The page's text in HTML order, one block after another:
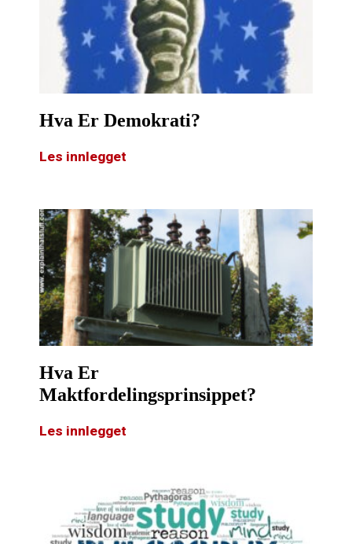
Hva Er Demokrati?
Les innlegget
Hva Er
Maktfordelingsprinsippet?
Les innlegget